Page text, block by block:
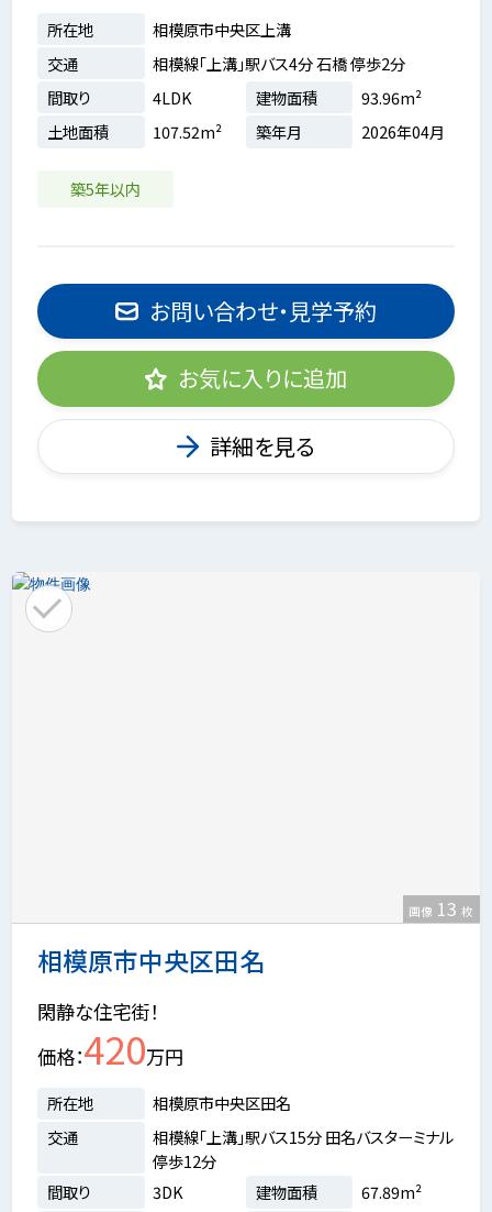
所在地
相模原市中央区上溝
交通
相模線「上溝」駅バス4分 石橋 停歩2分
間取り
4LDK 建物面積
93.96m²
土地面積
107.52m² 築年月 2026年04月
築5年以内
お問い合わせ・見学予約
お気に入りに追加
詳細を見る
相模原市中央区田名
画像 13 枚
閑静な住宅街！
価格 420万円
所在地
相模原市中央区田名
交通
相模線「上溝」駅バス15分 田名バスターミナル
停歩12分
間取り
3DK 建物面積
67.89m²